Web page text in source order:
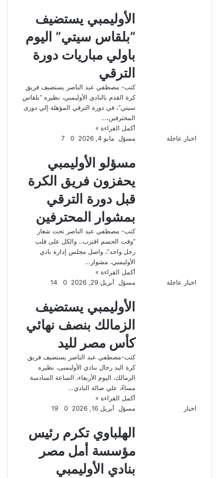
الأوليمبي يستضيف
“بلقاس سيتي” اليوم
باولي مباريات دورة
الترقي
كتب- مصطفي عبد الناصر يستضيف فريق
كرة القدم بالنادي الأوليمبي، نظيره “بلقاس
سيتي”، في دورة الترقي المؤهلة إلي دورى
المحترفين،…
أكمل القراءة »
اخبار عاجلة
مسؤل مايو 4, 2026 0
مسؤلو الأوليمبي
يحفزون فريق الكرة
قبل دورة الترقي
بمشوار المحترفين
كتب- مصطفي عبد الناصر تحت شعار
“وقت الحسم اقترب.. والكل على قلب
رجل واحد”، واصل مجلس إدارة نادي
الأوليمبي، مشوار…
أكمل القراءة »
اخبار عاجلة
مسؤل أبريل 29, 2026 0
الأوليمبي يستضيف
الزمالك بنصف نهائي
كأس مصر لليد
كتب-مصطفي عبد الناصر يستضيف فريق
كرة اليد رجال بنادي الأوليمبى، نظيره
الزمالك، اليوم الأربعاء، الساعة السادسة
مساءً، علي صالة النادي…
أكمل القراءة »
اخبار
مسؤل أبريل 16, 2026 0
الهلباوي تكرم رئيس
مؤسسة أمل مصر
بنادي الأوليمبي